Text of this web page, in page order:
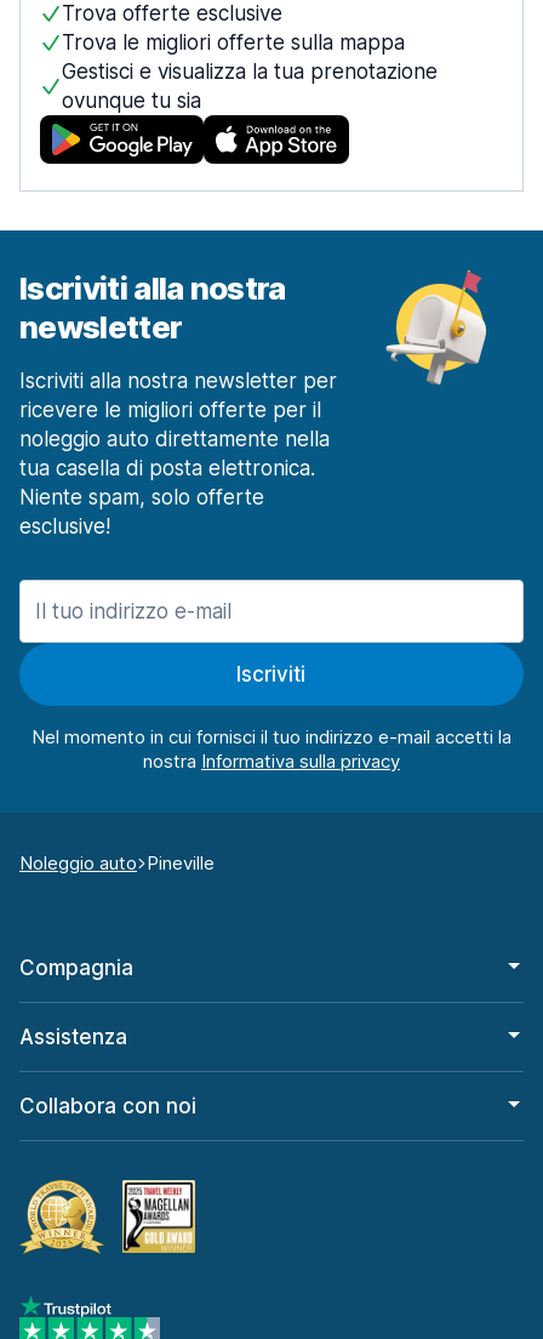
Trova offerte esclusive
Trova le migliori offerte sulla mappa
Gestisci e visualizza la tua prenotazione
ovunque tu sia
Iscriviti alla nostra
newsletter
Iscriviti alla nostra newsletter per
ricevere le migliori offerte per il
noleggio auto direttamente nella
tua casella di posta elettronica.
Niente spam, solo offerte
esclusive!
Iscriviti
Nel momento in cui fornisci il tuo indirizzo e-mail accetti la
nostra
Noleggio auto Pineville
Compagnia
Assistenza
Collabora con noi